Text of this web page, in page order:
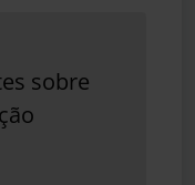
sobre